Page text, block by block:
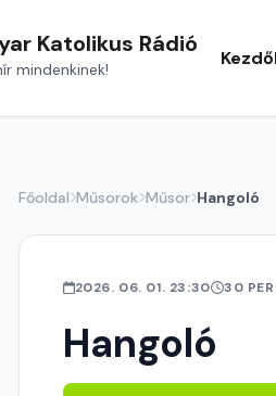
Katolikus Rádió
mindenkinek!
Főoldal Műsorok Műsor Hangoló
2026. 06. 01. 23:30 30
Hangoló